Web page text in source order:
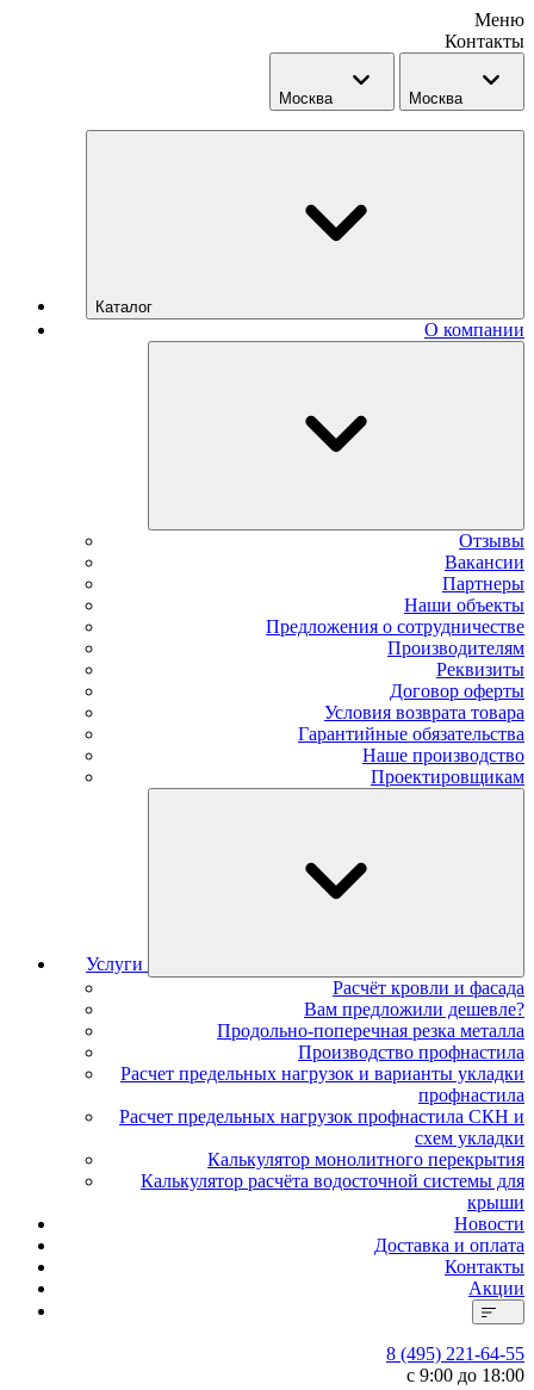
Меню
Контакты
Москва Москва
Каталог
О компании
Отзывы
Вакансии
Партнеры
Наши объекты
Предложения о сотрудничестве
Производителям
Реквизиты
Договор оферты
Условия возврата товара
Гарантийные обязательства
Наше производство
Проектировщикам
Услуги
Расчёт кровли и фасада
Вам предложили дешевле?
Продольно-поперечная резка металла
Производство профнастила
Расчет предельных нагрузок и варианты укладки
профнастила
Расчет предельных нагрузок профнастила СКН и
схем укладки
Калькулятор монолитного перекрытия
Калькулятор расчёта водосточной системы для
крыши
Новости
Доставка и оплата
Контакты
Акции
8 (495) 221-64-55
с 9:00 до 18:00